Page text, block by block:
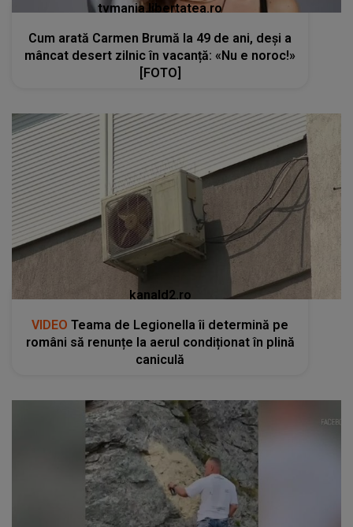
tvmania.libertatea.ro
Cum arată Carmen Brumă la 49 de ani, deși a
mâncat desert zilnic în vacanță: «Nu e noroc!»
[FOTO]
kanald2.ro
VIDEO Teama de Legionella îi determină pe
români să renunțe la aerul condiționat în plină
caniculă